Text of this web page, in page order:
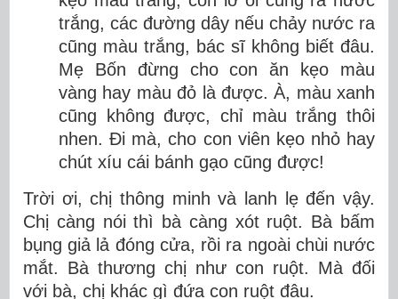
trắng, các đường dây nếu chảy nước ra
cũng màu trắng, bác sĩ không biết đâu.
Mẹ Bốn đừng cho con ăn kẹo màu
vàng hay màu đỏ là được. À, màu xanh
cũng không được, chỉ màu trắng thôi
nhen. Đi mà, cho con viên kẹo nhỏ hay
chút xíu cái bánh gạo cũng được!
Trời ơi, chị thông minh và lanh lẹ đến vậy.
Chị càng nói thì bà càng xót ruột. Bà bấm
bụng giả lả đóng cửa, rồi ra ngoài chùi nước
mắt. Bà thương chị như con ruột. Mà đối
với bà, chị khác gì đứa con ruột đâu.